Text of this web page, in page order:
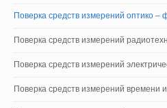
Поверка средств измерений оптико –
Поверка средств измерений
Поверка средств измерений
Поверка средств измерений времени